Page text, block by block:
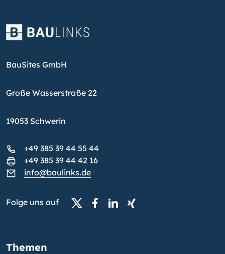
BauSites GmbH
Große Wasserstraße 22
19053 Schwerin
+49 385 39 44 55 44
+49 385 39 44 42 16
info@baulinks.de
Folge uns auf
Themen